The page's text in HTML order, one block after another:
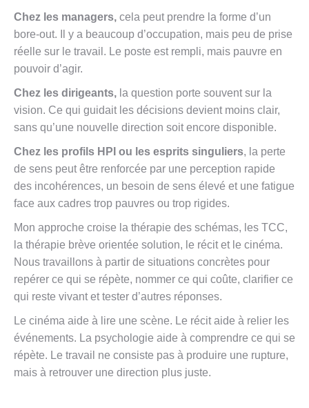
Chez les managers, cela peut prendre la forme d’un
bore-out. Il y a beaucoup d’occupation, mais peu de prise
réelle sur le travail. Le poste est rempli, mais pauvre en
pouvoir d’agir.
Chez les dirigeants, la question porte souvent sur la
vision. Ce qui guidait les décisions devient moins clair,
sans qu’une nouvelle direction soit encore disponible.
Chez les profils HPI ou les esprits singuliers, la perte
de sens peut être renforcée par une perception rapide
des incohérences, un besoin de sens élevé et une fatigue
face aux cadres trop pauvres ou trop rigides.
Mon approche croise la thérapie des schémas, les TCC,
la thérapie brève orientée solution, le récit et le cinéma.
Nous travaillons à partir de situations concrètes pour
repérer ce qui se répète, nommer ce qui coûte, clarifier ce
qui reste vivant et tester d’autres réponses.
Le cinéma aide à lire une scène. Le récit aide à relier les
événements. La psychologie aide à comprendre ce qui se
répète. Le travail ne consiste pas à produire une rupture,
mais à retrouver une direction plus juste.